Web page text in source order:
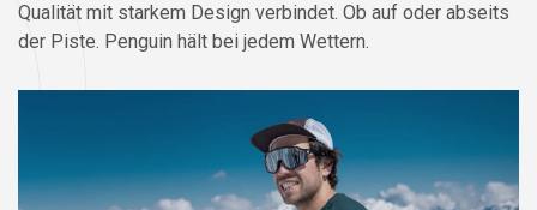
Qualität mit starkem Design verbindet. Ob auf oder abseits
der Piste. Penguin hält bei jedem Wettern.